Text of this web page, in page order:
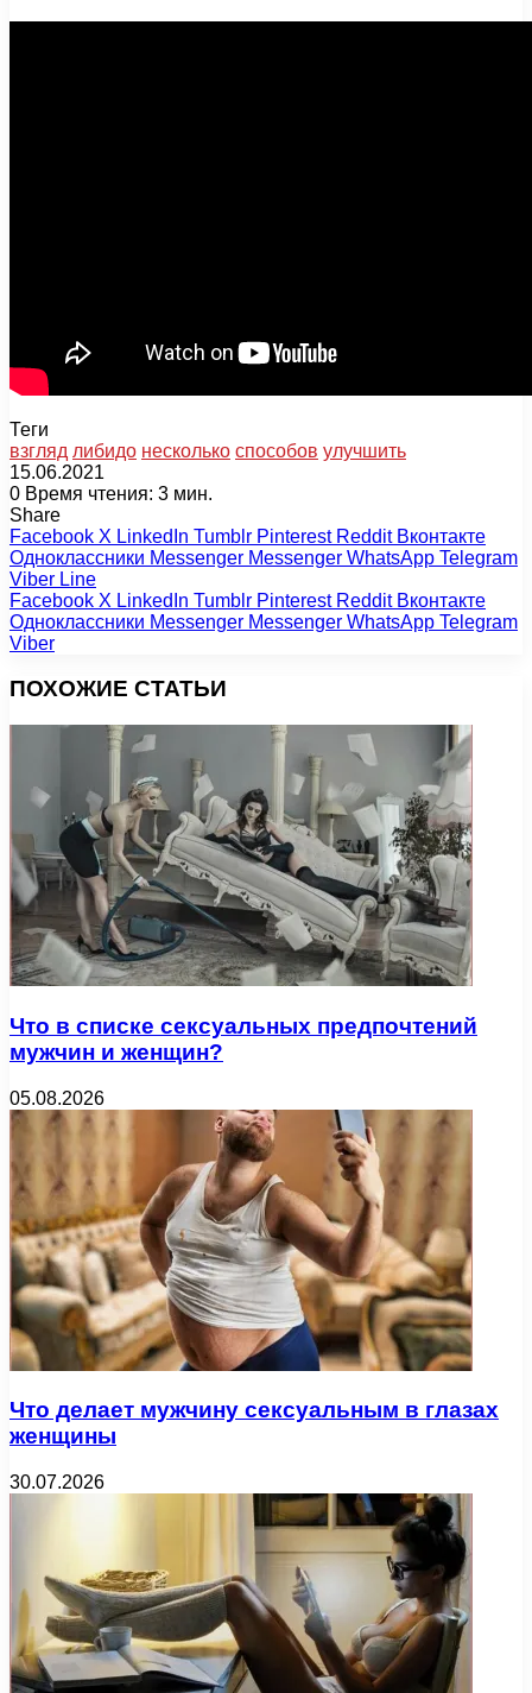
Теги
взгляд либидо несколько способов улучшить
15.06.2021
0 Время чтения: 3 мин.
Share
Facebook X LinkedIn Tumblr Pinterest Reddit Вконтакте
Одноклассники Messenger Messenger WhatsApp Telegram
Viber Line
Facebook X LinkedIn Tumblr Pinterest Reddit Вконтакте
Одноклассники Messenger Messenger WhatsApp Telegram
Viber
ПОХОЖИЕ СТАТЬИ
Что в списке сексуальных предпочтений
мужчин и женщин?
05.08.2026
Что делает мужчину сексуальным в глазах
женщины
30.07.2026